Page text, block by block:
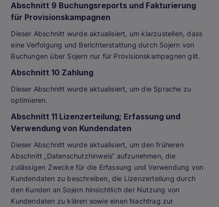
Abschnitt 9 Buchungsreports und Fakturierung
für Provisionskampagnen
Dieser Abschnitt wurde aktualisiert, um klarzustellen, dass
eine Verfolgung und Berichterstattung durch Sojern von
Buchungen über Sojern nur für Provisionskampagnen gilt.
Abschnitt 10 Zahlung
Dieser Abschnitt wurde aktualisiert, um die Sprache zu
optimieren.
Abschnitt 11 Lizenzerteilung; Erfassung und
Verwendung von Kundendaten
Dieser Abschnitt wurde aktualisiert, um den früheren
Abschnitt „Datenschutzhinweis“ aufzunehmen, die
zulässigen Zwecke für die Erfassung und Verwendung von
Kundendaten zu beschreiben, die Lizenzerteilung durch
den Kunden an Sojern hinsichtlich der Nutzung von
Kundendaten zu klären sowie einen Nachtrag zur